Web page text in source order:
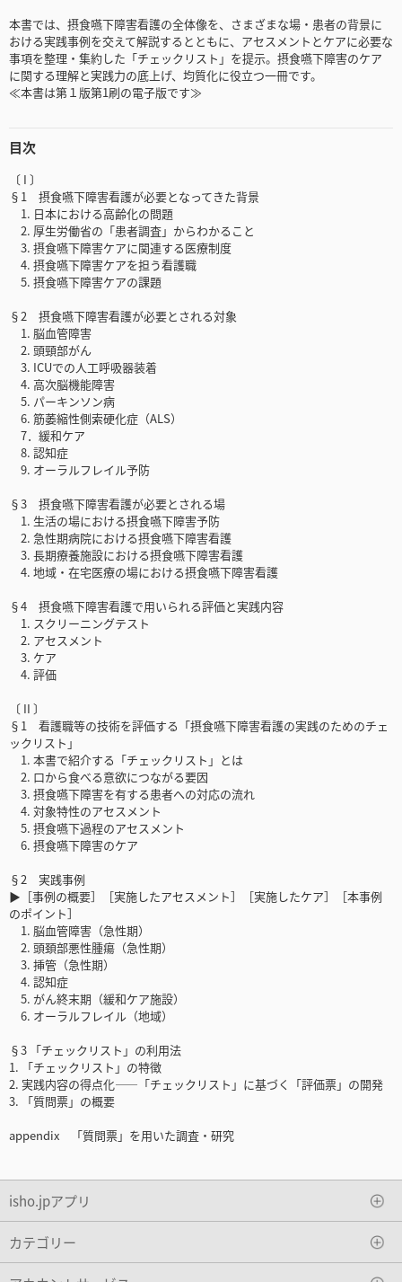
本書では、摂食嚥下障害看護の全体像を、さまざまな場・患者の背景に
おける実践事例を交えて解説するとともに、アセスメントとケアに必要な
事項を整理・集約した「チェックリスト」を提示。摂食嚥下障害のケア
に関する理解と実践力の底上げ、均質化に役立つ一冊です。
≪本書は第１版第1刷の電子版です≫
目次
〔 I 〕
§1 摂食嚥下障害看護が必要となってきた背景
1. 日本における高齢化の問題
2. 厚生労働省の「患者調査」からわかること
3. 摂食嚥下障害ケアに関連する医療制度
4. 摂食嚥下障害ケアを担う看護職
5. 摂食嚥下障害ケアの課題
§2 摂食嚥下障害看護が必要とされる対象
1. 脳血管障害
2. 頭頸部がん
3. ICUでの人工呼吸器装着
4. 高次脳機能障害
5. パーキンソン病
6. 筋萎縮性側索硬化症（ALS）
7．緩和ケア
8. 認知症
9. オーラルフレイル予防
§3 摂食嚥下障害看護が必要とされる場
1. 生活の場における摂食嚥下障害予防
2. 急性期病院における摂食嚥下障害看護
3. 長期療養施設における摂食嚥下障害看護
4. 地域・在宅医療の場における摂食嚥下障害看護
§4 摂食嚥下障害看護で用いられる評価と実践内容
1. スクリーニングテスト
2. アセスメント
3. ケア
4. 評価
〔 II 〕
§1 看護職等の技術を評価する「摂食嚥下障害看護の実践のためのチェ
ックリスト」
1. 本書で紹介する「チェックリスト」とは
2. 口から食べる意欲につながる要因
3. 摂食嚥下障害を有する患者への対応の流れ
4. 対象特性のアセスメント
5. 摂食嚥下過程のアセスメント
6. 摂食嚥下障害のケア
§2 実践事例
▶［事例の概要］［実施したアセスメント］［実施したケア］［本事例
のポイント］
1. 脳血管障害（急性期）
2. 頭頚部悪性腫瘍（急性期）
3. 挿管（急性期）
4. 認知症
5. がん終末期（緩和ケア施設）
6. オーラルフレイル（地域）
§3 「チェックリスト」の利用法
1. 「チェックリスト」の特徴
2. 実践内容の得点化――「チェックリスト」に基づく「評価票」の開発
3. 「質問票」の概要
appendix 「質問票」を用いた調査・研究
isho.jpアプリ
カテゴリー